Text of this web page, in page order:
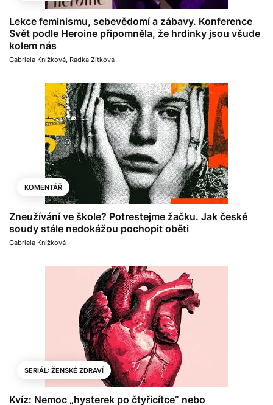
Lekce feminismu, sebevědomí a zábavy. Konference
Svět podle Heroine připomněla, že hrdinky jsou všude
kolem nás
Gabriela Knížková, Radka Zítková
KOMENTÁŘ
Zneužívání ve škole? Potrestejme žačku. Jak české
soudy stále nedokážou pochopit oběti
Gabriela Knížková
SERIÁL: ŽENSKÉ ZDRAVÍ
Kvíz: Nemoc „hysterek po čtyřicítce“ nebo